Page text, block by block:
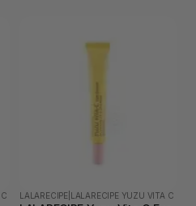
LALARECIPE LALARECIPE YUZU VITA C